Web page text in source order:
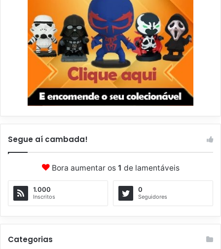
Segue aí cambada!
Bora aumentar os 1 de lamentáveis
1.000
Inscritos
0
Seguidores
Categorias